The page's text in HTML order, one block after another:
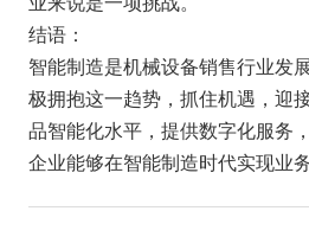
结语：
智能制造是机械设备销售行业发
极拥抱这一趋势，抓住机遇，迎
品智能化水平，提供数字化服务
企业能够在智能制造时代实现业